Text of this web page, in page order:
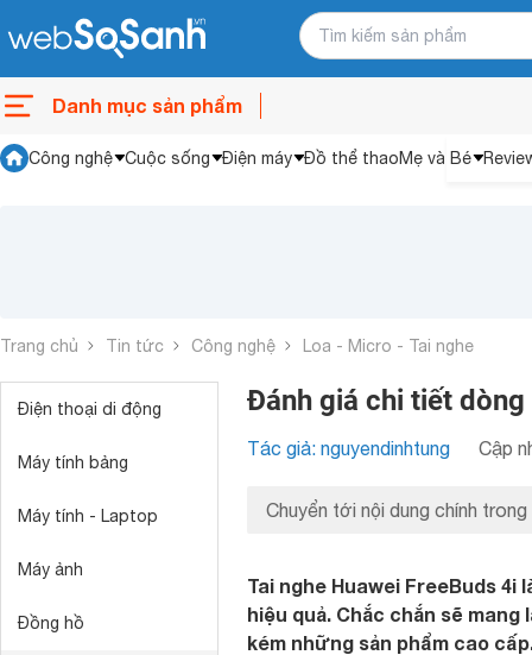
Danh mục sản phẩm
Công nghệ Cuộc sống Điện máy Đồ thể thaoMẹ và Bé
Trang chủ Tin tức Công nghệ Loa - Micro - Tai nghe
Điện thoại di động
Máy tính bảng
Máy tính - Laptop
Máy ảnh
Đồng hồ
Đánh giá chi tiết dòng
Tác giả: nguyendinhtung Cập
Chuyển tới nội dung chính trong
Tai nghe Huawei FreeBuds
hiệu quả. Chắc chắn sẽ
kém những sản phẩm cao